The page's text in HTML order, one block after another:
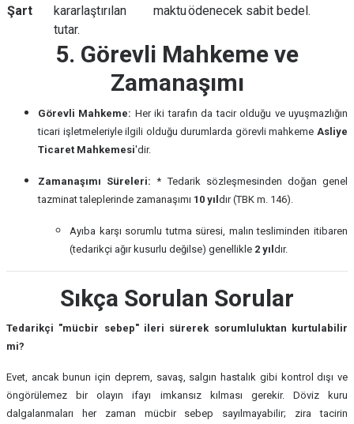
Şart
kararlaştırılan maktu
tutar.
ödenecek sabit bedel.
5. Görevli Mahkeme ve
Zamanaşımı
Görevli Mahkeme: Her iki tarafın da tacir olduğu ve uyuşmazlığın
ticari işletmeleriyle ilgili olduğu durumlarda görevli mahkeme Asliye
Ticaret Mahkemesi'dir.
Zamanaşımı Süreleri: * Tedarik sözleşmesinden doğan genel
tazminat taleplerinde zamanaşımı 10 yıl dır (TBK m. 146).
Ayıba karşı sorumlu tutma süresi, malın tesliminden itibaren
(tedarikçi ağır kusurlu değilse) genellikle 2 yıl dır.
Sıkça Sorulan Sorular
Tedarikçi "mücbir sebep" ileri sürerek sorumluluktan kurtulabilir
mi?
Evet, ancak bunun için deprem, savaş, salgın hastalık gibi kontrol dışı ve
öngörülemez bir olayın ifayı imkansız kılması gerekir. Döviz kuru
dalgalanmaları her zaman mücbir sebep sayılmayabilir; zira tacirin